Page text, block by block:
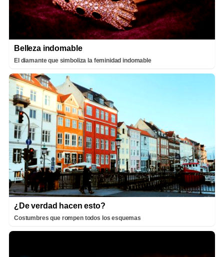
Belleza indomable
El diamante que simboliza la feminidad indomable
¿De verdad hacen esto?
Costumbres que rompen todos los esquemas